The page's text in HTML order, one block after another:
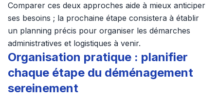
Comparer ces deux approches aide à mieux anticiper
ses besoins ; la prochaine étape consistera à établir
un planning précis pour organiser les démarches
administratives et logistiques à venir.
Organisation pratique : planifier
chaque étape du déménagement
sereinement